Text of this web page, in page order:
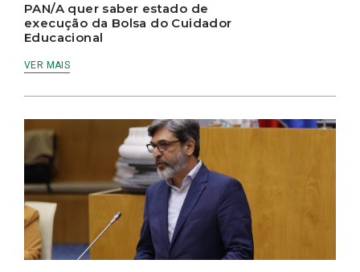
PAN/A quer saber estado de
execução da Bolsa do Cuidador
Educacional
VER MAIS